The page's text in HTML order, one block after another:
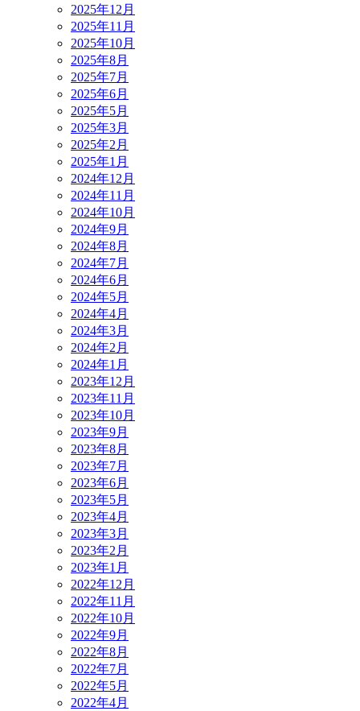
2025年12月
2025年11月
2025年10月
2025年8月
2025年7月
2025年6月
2025年5月
2025年3月
2025年2月
2025年1月
2024年12月
2024年11月
2024年10月
2024年9月
2024年8月
2024年7月
2024年6月
2024年5月
2024年4月
2024年3月
2024年2月
2024年1月
2023年12月
2023年11月
2023年10月
2023年9月
2023年8月
2023年7月
2023年6月
2023年5月
2023年4月
2023年3月
2023年2月
2023年1月
2022年12月
2022年11月
2022年10月
2022年9月
2022年8月
2022年7月
2022年5月
2022年4月